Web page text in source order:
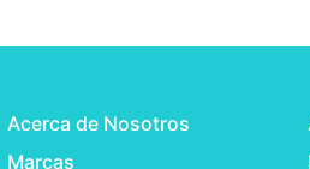
Acerca de Nosotros
Marcas